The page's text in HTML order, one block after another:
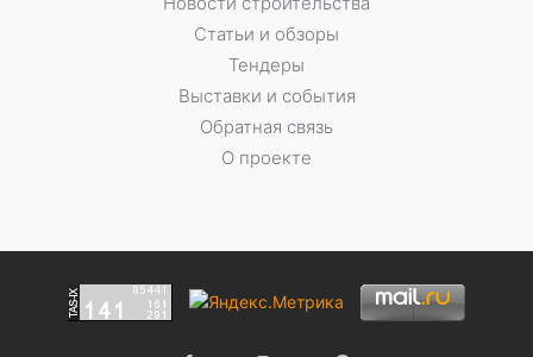
Статьи и обзоры
Тендеры
Выставки и события
Обратная связь
О проекте